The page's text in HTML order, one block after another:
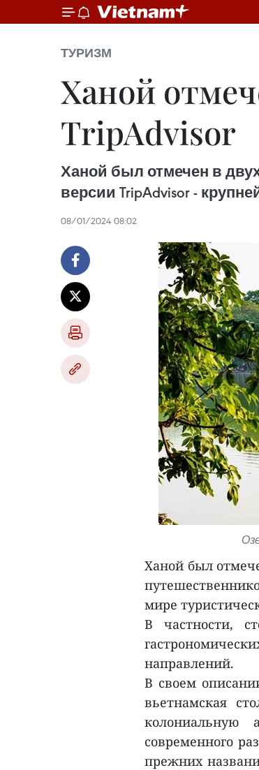
ТУРИЗМ
Ханой
TripAdvisor
Ханой был отмечен в
версии TripAdvisor -
08/01/2024 08:02
Ханой был
мире
В частности,
направлений.
В своем
вьетнамская
колониальную
современного
прежних